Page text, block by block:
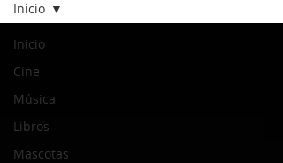
Inicio
Cine
Música
Libros
Mascotas
Inicio